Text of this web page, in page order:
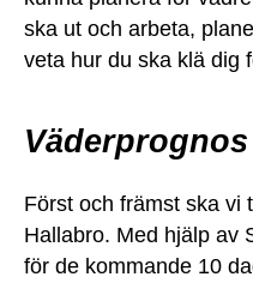
ska ut och arbeta,
veta hur du ska klä dig
Först och främst ska vi
Hallabro. Med hjälp av
för de kommande 10